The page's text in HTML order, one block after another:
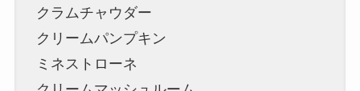
クラムチャウダー
クリームパンプキン
ミネストローネ